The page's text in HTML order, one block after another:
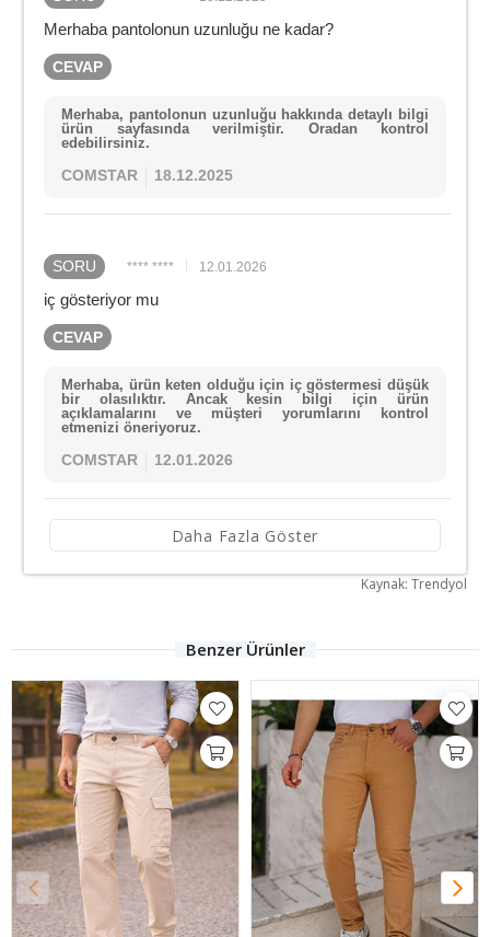
Merhaba pantolonun uzunluğu ne kadar?
CEVAP
Merhaba, pantolonun uzunluğu hakkında detaylı bilgi
ürün sayfasında verilmiştir. Oradan kontrol
edebilirsiniz.
COMSTAR 18.12.2025
SORU **** **** 12.01.2026
iç gösteriyor mu
CEVAP
Merhaba, ürün keten olduğu için iç göstermesi düşük
bir olasılıktır. Ancak kesin bilgi için ürün
açıklamalarını ve müşteri yorumlarını kontrol
etmenizi öneriyoruz.
COMSTAR 12.01.2026
Daha Fazla Göster
Kaynak: Trendyol
Benzer Ürünler